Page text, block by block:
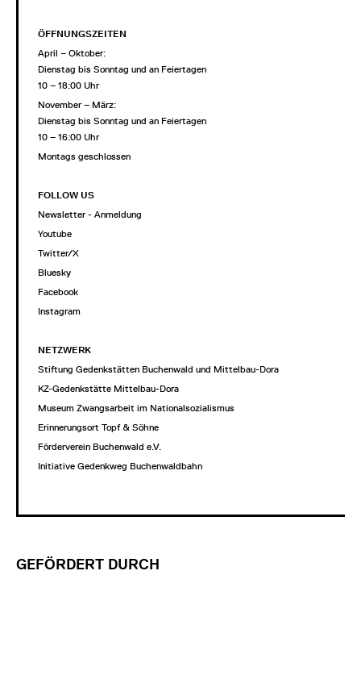
ÖFFNUNGSZEITEN
April – Oktober:
Dienstag bis Sonntag und an Feiertagen
10 – 18:00 Uhr
November – März:
Dienstag bis Sonntag und an Feiertagen
10 – 16:00 Uhr
Montags geschlossen
FOLLOW US
Newsletter - Anmeldung
Youtube
Twitter/X
Bluesky
Facebook
Instagram
NETZWERK
Stiftung Gedenkstätten Buchenwald und Mittelbau-Dora
KZ-Gedenkstätte Mittelbau-Dora
Museum Zwangsarbeit im Nationalsozialismus
Erinnerungsort Topf & Söhne
Förderverein Buchenwald e.V.
Initiative Gedenkweg Buchenwaldbahn
GEFÖRDERT DURCH